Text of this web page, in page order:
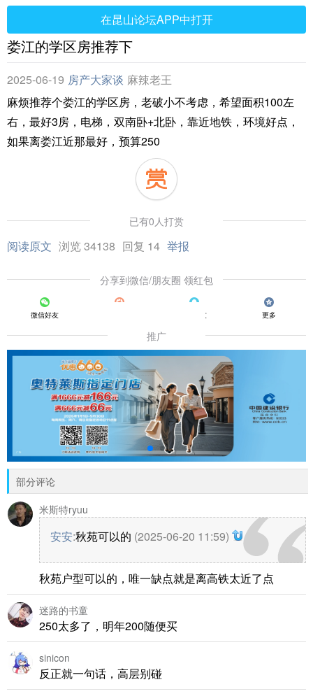
在昆山论坛APP中打开
娄江的学区房推荐下
2025-06-19 房产大家谈 麻辣老王
麻烦推荐个娄江的学区房，老破小不考虑，希望面积100左
右，最好3房，电梯，双南卧+北卧，靠近地铁，环境好点，
如果离娄江近那最好，预算250
已有0人打赏
阅读原文 浏览 34138 回复 14 举报
分享到微信/朋友圈 领红包
微信好友 QQ好友 更多
推广
部分评论
米斯特ryuu
安安:秋苑可以的 (2025-06-20 11:59)
秋苑户型可以的，唯一缺点就是离高铁太近了点
迷路的书童
250太多了，明年200随便买
sinicon
反正就一句话，高层别碰